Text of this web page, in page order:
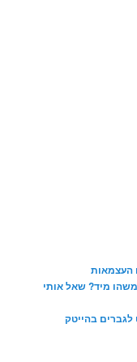
העצמאות
מיד? שאל אותי
לגברים בהייטק